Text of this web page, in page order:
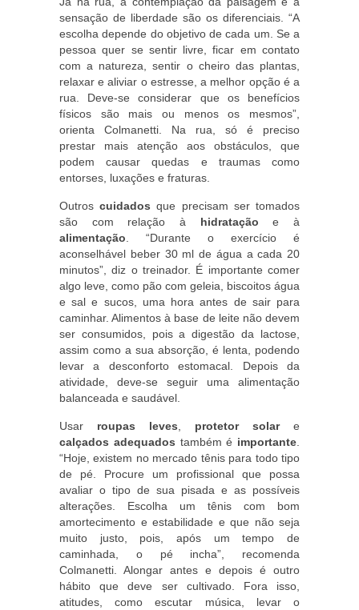
sensação de liberdade são os diferenciais. “A
escolha depende do objetivo de cada um. Se a
pessoa quer se sentir livre, ficar em contato
com a natureza, sentir o cheiro das plantas,
relaxar e aliviar o estresse, a melhor opção é a
rua. Deve-se considerar que os benefícios
físicos são mais ou menos os mesmos”,
orienta Colmanetti. Na rua, só é preciso
prestar mais atenção aos obstáculos, que
podem causar quedas e traumas como
entorses, luxações e fraturas.
Outroscuidados que precisam ser tomados
são com relação à hidratação e à
alimentação . “Durante o exercício é
aconselhável beber 30 ml de água a cada 20
minutos”, diz o treinador. É importante comer
algo leve, como pão com geleia, biscoitos água
e sal e sucos, uma hora antes de sair para
caminhar. Alimentos à base de leite não devem
ser consumidos, pois a digestão da lactose,
assim como a sua absorção, é lenta, podendo
levar a desconforto estomacal. Depois da
atividade, deve-se seguir uma alimentação
balanceada e saudável.
Usar roupas leves protetor solare
calçados adequados também é importante
“Hoje, existem no mercado tênis para todo tipo
de pé. Procure um profissional que possa
avaliar o tipo de sua pisada e as possíveis
alterações. Escolha um tênis com bom
amortecimento e estabilidade e que não seja
muito justo, pois, após um tempo de
caminhada, o pé incha”, recomenda
Colmanetti. Alongar antes e depois é outro
hábito que deve ser cultivado. Fora isso,
atitudes, como escutar música, levar o